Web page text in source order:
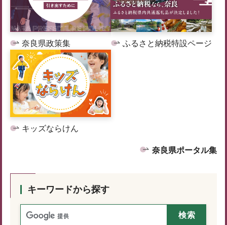
奈良県政策集 ふるさと納税特設ページ
キッズならけん
奈良県ポータル集
キーワードから探す